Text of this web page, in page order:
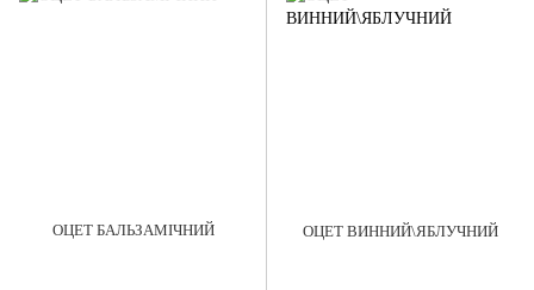
ОЦЕТ БАЛЬЗАМІЧНИЙ ОЦЕТ ВИННИЙ\ЯБЛУЧНИЙ